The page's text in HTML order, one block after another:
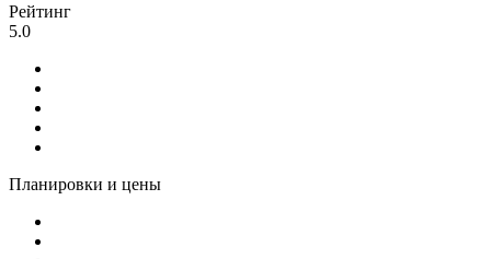
Рейтинг
5.0
Планировки и цены